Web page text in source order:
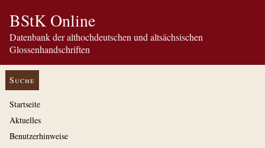
BStK Online
Datenbank der althochdeutschen und altsächsischen
Glossenhandschriften
Suche
Startseite
Aktuelles
Benutzerhinweise